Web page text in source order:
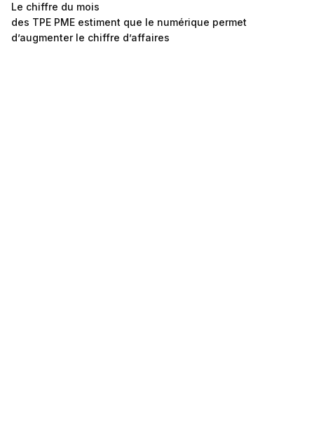
Le chiffre du mois
des TPE PME estiment que le numérique permet
d’augmenter le chiffre d’affaires